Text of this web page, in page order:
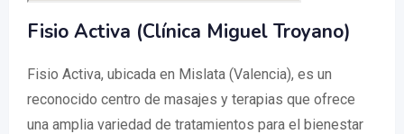
Fisio Activa (Clínica Miguel Troyano)
Fisio Activa, ubicada en Mislata (Valencia), es un
reconocido centro de masajes y terapias que ofrece
una amplia variedad de tratamientos para el bienestar